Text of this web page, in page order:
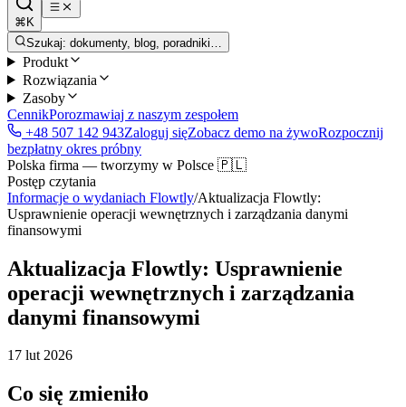
⌘K
Szukaj: dokumenty, blog, poradniki…
Produkt
Rozwiązania
Zasoby
CennikPorozmawiaj z naszym zespołem
+48 507 142 943Zaloguj sięZobacz demo na żywoRozpocznij
bezpłatny okres próbny
Polska firma — tworzymy w Polsce 🇵🇱
Postęp czytania
Informacje o wydaniach Flowtly/Aktualizacja Flowtly:
Usprawnienie operacji wewnętrznych i zarządzania danymi
finansowymi
Aktualizacja Flowtly: Usprawnienie
operacji wewnętrznych i zarządzania
danymi finansowymi
17 lut 2026
Co się zmieniło